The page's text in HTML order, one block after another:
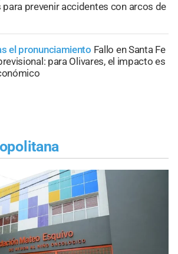
prevenir accidentes con arcos de
el pronunciamiento Fallo en Santa Fe
para Olivares, el impacto es